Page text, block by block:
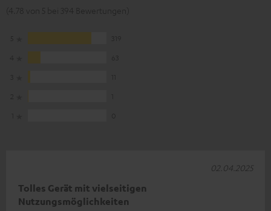
Tolles Gerät mit vielseitigen
Nutzungsmöglichkeiten
02.04.2025